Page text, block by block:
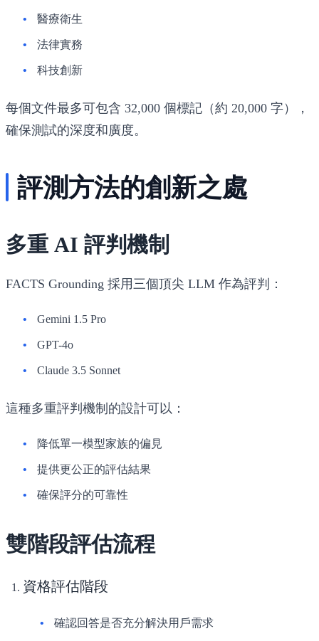
醫療衛生
法律實務
科技創新
每個文件最多可包含 32,000 個標記（約 20,000 字），
確保測試的深度和廣度。
評測方法的創新之處
多重 AI 評判機制
FACTS Grounding 採用三個頂尖 LLM 作為評判：
Gemini 1.5 Pro
GPT-4o
Claude 3.5 Sonnet
這種多重評判機制的設計可以：
降低單一模型家族的偏見
提供更公正的評估結果
確保評分的可靠性
雙階段評估流程
資格評估階段
確認回答是否充分解決用戶需求